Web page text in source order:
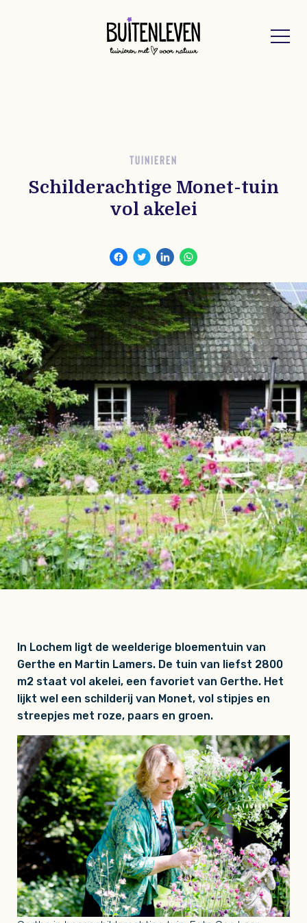
TUINIEREN
Schilderachtige Monet-tuin
vol akelei
In Lochem ligt de weelderige bloementuin van
Gerthe en Martin Lamers. De tuin van liefst 2800
m2 staat vol akelei, een favoriet van Gerthe. Het
lijkt wel een schilderij van Monet, vol stipjes en
streepjes met roze, paars en groen.